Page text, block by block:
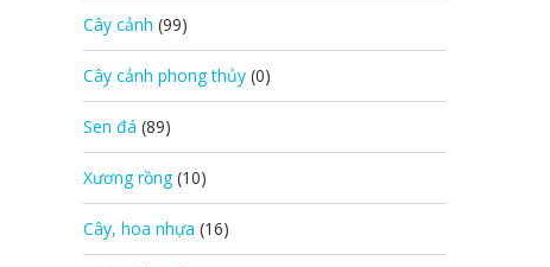
Cây cảnh (99)
Cây cảnh phong thủy (0)
Sen đá (89)
Xương rồng (10)
Cây, hoa nhựa (16)